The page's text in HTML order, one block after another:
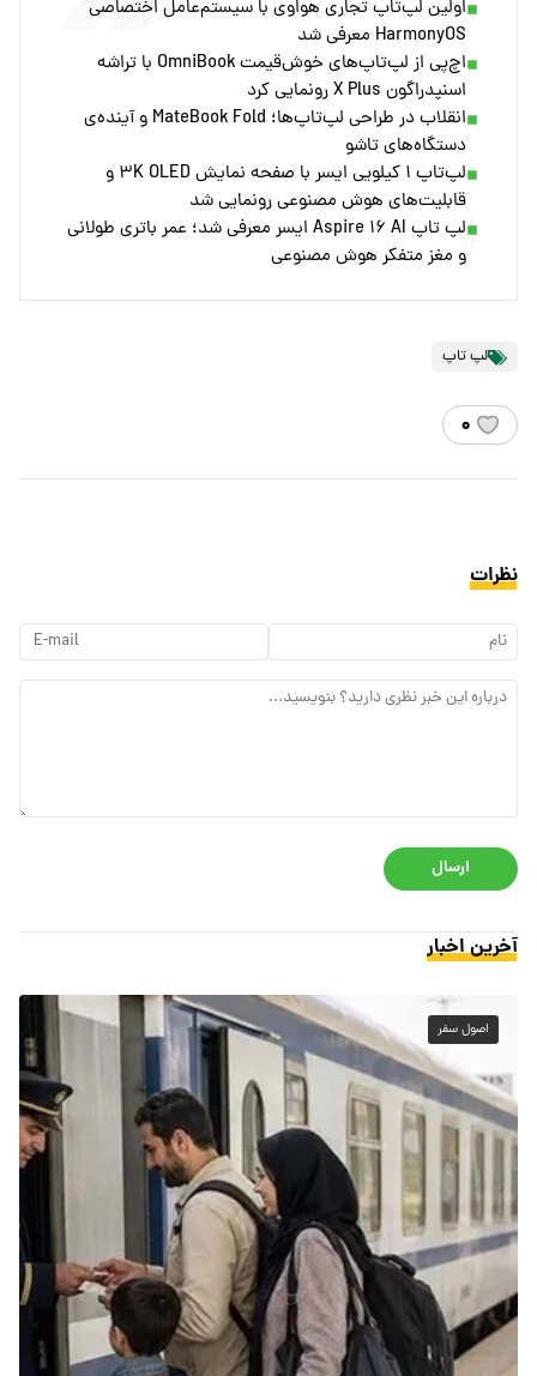
اولین لپ‌تاپ تجاری هواوی با سیستم‌عامل اختصاصی
HarmonyOS معرفی شد
اچ‌پی از لپ‌تاپ‌های خوش‌قیمت OmniBook با تراشه
اسنپدراگون X Plus رونمایی کرد
انقلاب در طراحی لپ‌تاپ‌ها؛ MateBook Fold و آینده‌ی
دستگاه‌های تاشو
لپ‌تاپ ۱ کیلویی ایسر با صفحه نمایش ۳K OLED و
قابلیت‌های هوش مصنوعی رونمایی شد
لپ تاپ Aspire ۱۶ AI ایسر معرفی شد؛ عمر باتری طولانی
و مغز متفکر هوش مصنوعی
لپ تاپ
۰
نظرات
ارسال
آخرین اخبار
اصول سفر